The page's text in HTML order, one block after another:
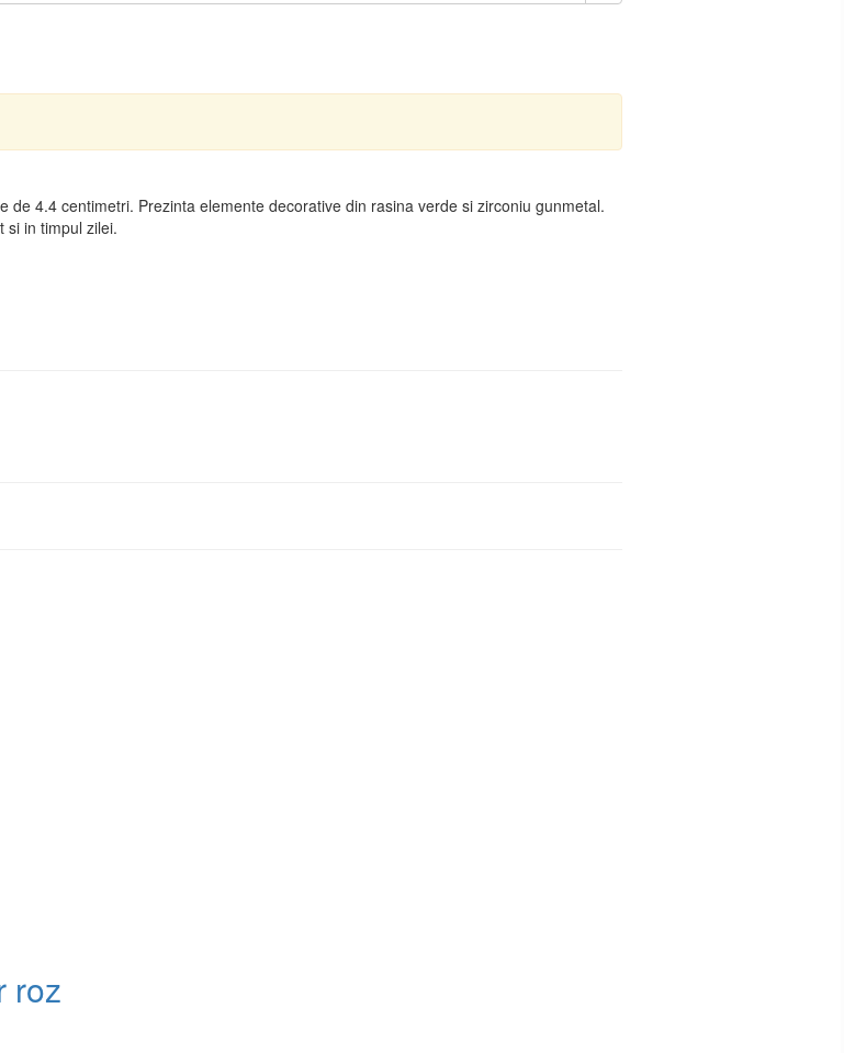
4.4 centimetri. Prezinta elemente decorative din rasina verde si zirconiu gunmetal.
si in timpul zilei.
roz